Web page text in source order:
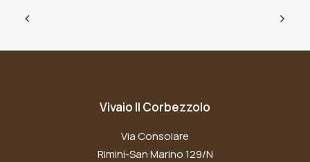
Vivaio Il Corbezzolo
Via Consolare
Rimini-San Marino 129/N